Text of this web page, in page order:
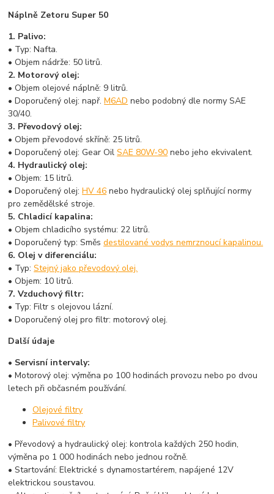
Náplně Zetoru Super 50
1. Palivo:
• Typ: Nafta.
• Objem nádrže: 50 litrů.
2. Motorový olej:
• Objem olejové náplně: 9 litrů.
• Doporučený olej: např.M6AD nebo podobný dle normy SAE
30/40.
3. Převodový olej:
• Objem převodové skříně: 25 litrů.
• Doporučený olej: Gear OilSAE 80W-90 nebo jeho ekvivalent.
4. Hydraulický olej:
• Objem: 15 litrů.
• Doporučený olej:HV 46 nebo hydraulický olej splňující normy
pro zemědělské stroje.
5. Chladicí kapalina:
• Objem chladicího systému: 22 litrů.
• Doporučený typ: Směsdestilované vodys nemrznoucí kapalinou.
6. Olej v diferenciálu:
• Typ:Stejný jako převodový olej.
• Objem: 10 litrů.
7. Vzduchový filtr:
• Typ: Filtr s olejovou lázní.
• Doporučený olej pro filtr: motorový olej.
Další údaje
• Servisní intervaly:
• Motorový olej: výměna po 100 hodinách provozu nebo po dvou
letech při občasném používání.
Olejové filtry
Palivové filtry
• Převodový a hydraulický olej: kontrola každých 250 hodin,
výměna po 1 000 hodinách nebo jednou ročně.
• Startování: Elektrické s dynamostartérem, napájené 12V
elektrickou soustavou.